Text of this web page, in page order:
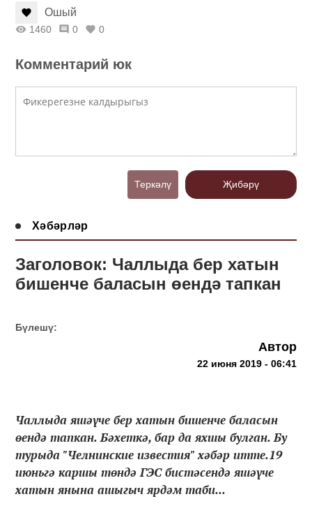
Ошый
1460 0 0
Комментарий юк
Теркәлү Җибәрү
Хәбәрләр
Заголовок: Чаллыда бер хатын
бишенче баласын өендә тапкан
Бүлешү:
Автор
22 июня 2019 - 06:41
Чаллыда яшәүче бер хатын бишенче баласын
өендә тапкан. Бәхеткә, бар да яхшы булган. Бу
турыда "Челнинские известия" хәбәр итте.19
июньгә каршы төндә ГЭС бистәсендә яшәүче
хатын янына ашыгыч ярдәм таби...